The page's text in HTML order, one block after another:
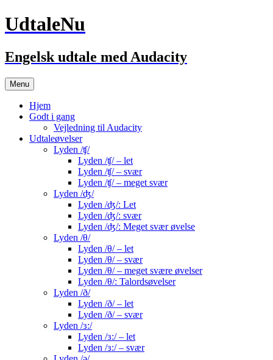
UdtaleNu
Engelsk udtale med Audacity
Menu Hop
til
indhold
Hjem
Godt i gang
Vejledning til Audacity
Udtaleøvelser
Lyden /ʧ/
Lyden /ʧ/ – let
Lyden /ʧ/ – svær
Lyden /ʧ/ – meget svær
Lyden /ʤ/
Lyden /ʤ/: Let
Lyden /ʤ/: svær
Lyden /ʤ/: Meget svær øvelse
Lyden /θ/
Lyden /θ/ – let
Lyden /θ/ – svær
Lyden /θ/ – meget svære øvelser
Lyden /θ/: Talordsøvelser
Lyden /ð/
Lyden /ð/ – let
Lyden /ð/ – svær
Lyden /ɜ:/
Lyden /ɜ:/ – let
Lyden /ɜ:/ – svær